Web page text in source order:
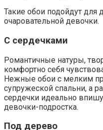
Такие обои подойдут для
очаровательной девочки.
С сердечками
Романтичные натуры,
комфортно себя
Нежные обои с мелким
супружеской спальни, а
сердечки идеально
девочки-подростка.
Под дерево